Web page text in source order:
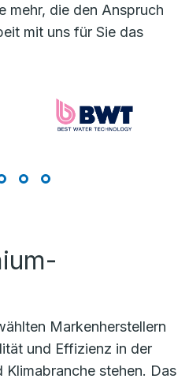
mehr, die den Anspruch
mit uns für Sie das
Markenherstellern
und Effizienz in der
Klimabranche stehen. Das